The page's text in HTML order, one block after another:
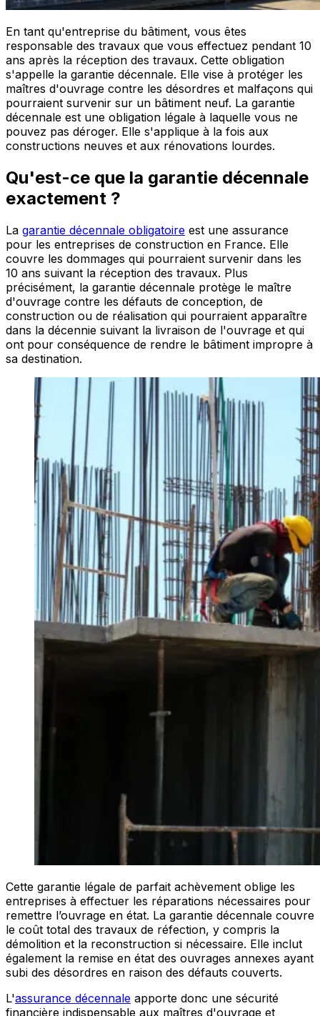
En tant qu'entreprise du bâtiment, vous êtes
responsable des travaux que vous effectuez pendant 10
ans après la réception des travaux. Cette obligation
s'appelle la garantie décennale. Elle vise à protéger les
maîtres d'ouvrage contre les désordres et malfaçons qui
pourraient survenir sur un bâtiment neuf. La garantie
décennale est une obligation légale à laquelle vous ne
pouvez pas déroger. Elle s'applique à la fois aux
constructions neuves et aux rénovations lourdes.
Qu'est-ce que la garantie décennale
exactement ?
La garantie décennale obligatoire est une assurance
pour les entreprises de construction en France. Elle
couvre les dommages qui pourraient survenir dans les
10 ans suivant la réception des travaux. Plus
précisément, la garantie décennale protège le maître
d'ouvrage contre les défauts de conception, de
construction ou de réalisation qui pourraient apparaître
dans la décennie suivant la livraison de l'ouvrage et qui
ont pour conséquence de rendre le bâtiment impropre à
sa destination.
Cette garantie légale de parfait achèvement oblige les
entreprises à effectuer les réparations nécessaires pour
remettre l’ouvrage en état. La garantie décennale couvre
le coût total des travaux de réfection, y compris la
démolition et la reconstruction si nécessaire. Elle inclut
également la remise en état des ouvrages annexes ayant
subi des désordres en raison des défauts couverts.
L'assurance décennale apporte donc une sécurité
financière indispensable aux maîtres d'ouvrage et